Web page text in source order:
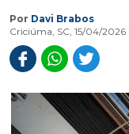
Por Davi Brabos
Criciúma, SC, 15/04/2026